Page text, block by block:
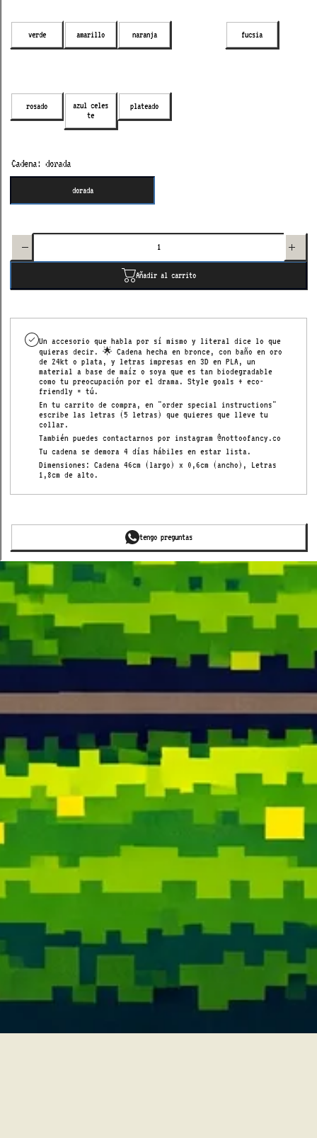
verde amarillo naranja fucsia
rosado
azul celes
te
plateado
Cadena: dorada
dorada
cantidad
necklace
para 3D
custom
Añadir al carrito
Un accesorio que habla por sí mismo y literal dice lo que
quieras decir. 🌟 Cadena hecha en bronce, con baño en oro
de 24kt o plata, y letras impresas en 3D en PLA, un
material a base de maíz o soya que es tan biodegradable
como tu preocupación por el drama. Style goals + eco-
friendly = tú.
En tu carrito de compra, en "order special instructions"
escribe las letras (5 letras) que quieres que lleve tu
collar.
También puedes contactarnos por instagram @nottoofancy.co
Tu cadena se demora 4 días hábiles en estar lista.
Dimensiones: Cadena 46cm (largo) x 0,6cm (ancho), Letras
1,8cm de alto.
tengo preguntas